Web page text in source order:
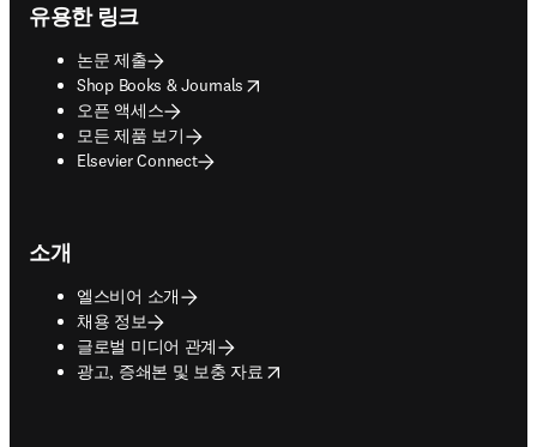
유용한 링크
논문 제출
Shop Books & Journals
opens in new tab/window
오픈 액세스
모든 제품 보기
Elsevier Connect
소개
엘스비어 소개
채용 정보
글로벌 미디어 관계
광고, 증쇄본 및 보충 자료
opens in new tab/window